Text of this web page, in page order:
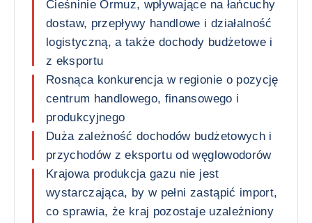
Cieśninie Ormuz, wpływające na łańcuchy
dostaw, przepływy handlowe i działalność
logistyczną, a także dochody budżetowe i
z eksportu
Rosnąca konkurencja w regionie o pozycję
centrum handlowego, finansowego i
produkcyjnego
Duża zależność dochodów budżetowych i
przychodów z eksportu od węglowodorów
Krajowa produkcja gazu nie jest
wystarczająca, by w pełni zastąpić import,
co sprawia, że kraj pozostaje uzależniony